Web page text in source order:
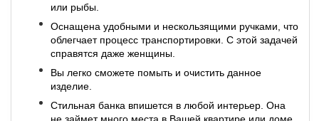
или рыбы.
Оснащена удобными и нескользящими ручками, что
облегчает процесс транспортировки. С этой задачей
справятся даже женщины.
Вы легко сможете помыть и очистить данное
изделие.
Стильная банка впишется в любой интерьер. Она